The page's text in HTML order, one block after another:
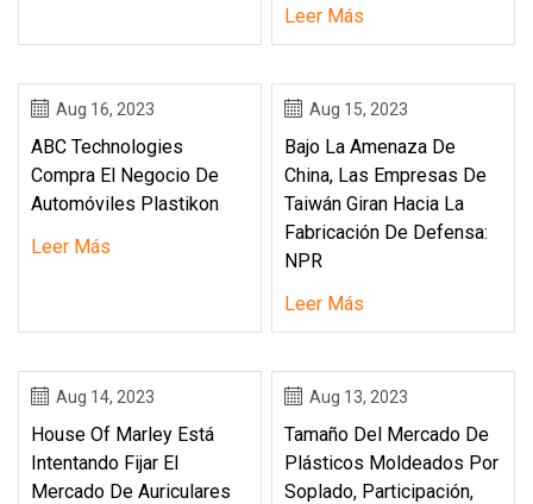
Leer Más
Aug 16, 2023
ABC Technologies
Compra El Negocio De
Automóviles Plastikon
Leer Más
Aug 15, 2023
Bajo La Amenaza De
China, Las Empresas De
Taiwán Giran Hacia La
Fabricación De Defensa:
NPR
Leer Más
Aug 14, 2023
House Of Marley Está
Intentando Fijar El
Mercado De Auriculares
Aug 13, 2023
Tamaño Del Mercado De
Plásticos Moldeados Por
Soplado, Participación,